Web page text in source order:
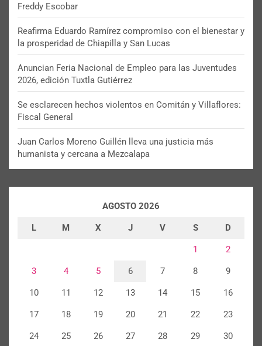
Freddy Escobar
Reafirma Eduardo Ramírez compromiso con el bienestar y
la prosperidad de Chiapilla y San Lucas
Anuncian Feria Nacional de Empleo para las Juventudes
2026, edición Tuxtla Gutiérrez
Se esclarecen hechos violentos en Comitán y Villaflores:
Fiscal General
Juan Carlos Moreno Guillén lleva una justicia más
humanista y cercana a Mezcalapa
AGOSTO 2026
L M X J V S D
1 2
3 4 5 6 7 8 9
10 11 12 13 14 15 16
17 18 19 20 21 22 23
24 25 26 27 28 29 30